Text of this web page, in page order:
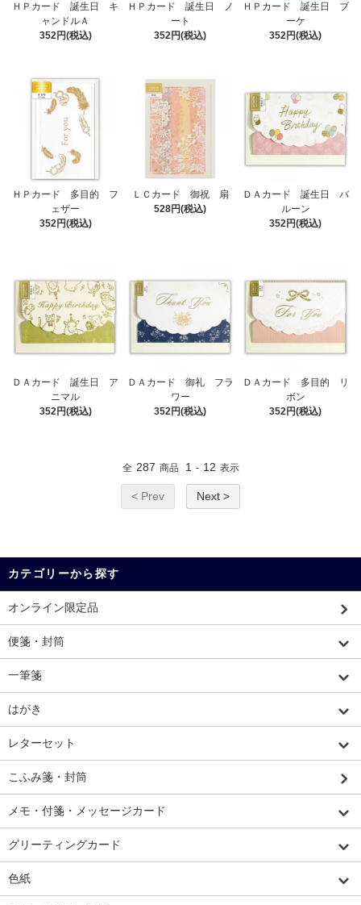
ＨＰカード 誕生日 キ
ャンドルＡ
352円(税込)
ＨＰカード 誕生日 ノ
ート
352円(税込)
ＨＰカード 誕生日 ブ
ーケ
352円(税込)
ＨＰカード 多目的 フ
ェザー
352円(税込)
ＬＣカード 御祝 扇
528円(税込)
ＤＡカード 誕生日 バ
ルーン
352円(税込)
ＤＡカード 誕生日 ア
ニマル
352円(税込)
ＤＡカード 御礼 フラ
ワー
352円(税込)
ＤＡカード 多目的 リ
ボン
352円(税込)
全 287 商品 1 - 12 表示
< Prev Next >
カテゴリーから探す
オンライン限定品
便箋・封筒
一筆箋
はがき
レターセット
こふみ箋・封筒
メモ・付箋・メッセージカード
グリーティングカード
色紙